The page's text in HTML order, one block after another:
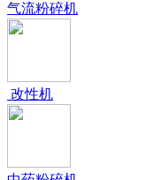
气流粉碎机
改性机